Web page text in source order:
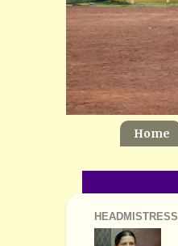
Home
HEADMISTRESS